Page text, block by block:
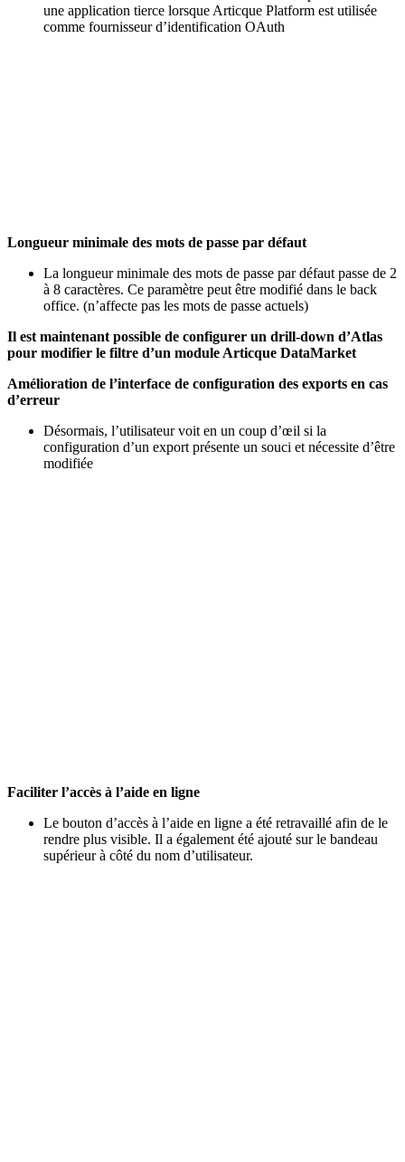
une application tierce lorsque Articque Platform est utilisée
comme fournisseur d’identification OAuth
Longueur minimale des mots de passe par défaut
La longueur minimale des mots de passe par défaut passe de 2
à 8 caractères. Ce paramètre peut être modifié dans le back
office. (n’affecte pas les mots de passe actuels)
Il est maintenant possible de configurer un drill-down d’Atlas
pour modifier le filtre d’un module Articque DataMarket
Amélioration de l’interface de configuration des exports en cas
d’erreur
Désormais, l’utilisateur voit en un coup d’œil si la
configuration d’un export présente un souci et nécessite d’être
modifiée
Faciliter l’accès à l’aide en ligne
Le bouton d’accès à l’aide en ligne a été retravaillé afin de le
rendre plus visible. Il a également été ajouté sur le bandeau
supérieur à côté du nom d’utilisateur.